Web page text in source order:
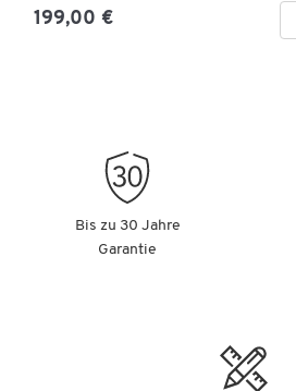
199,00 €
Bis zu 30 Jahre
Garantie